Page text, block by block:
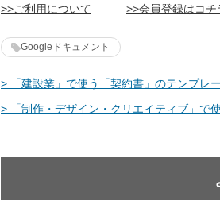
>>ご利用について >>会員登録はコチ
Googleドキュメント
> 「建設業」で使う「契約書」のテンプレ
> 「制作・デザイン・クリエイティブ」で